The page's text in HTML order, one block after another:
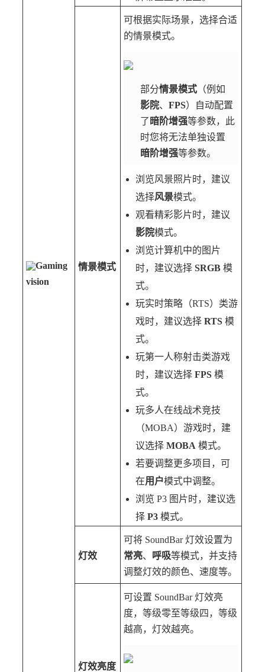
Gaming
vision
情景模式
可根据实际场景，选择合适
的情景模式。
部分情景模式 （例如
影院、FPS）自动配置
了 暗阶增强等参数，此
时您将无法单独设置
暗阶增强等参数。
浏览风景照片时，建议
选择风景模式。
观看精彩影片时，建议
影院模式。
浏览计算机中的图片
时，建议选择SRGB 模
式。
玩实时策略（RTS）类游
戏时，建议选择RTS 模
式。
玩第一人称射击类游戏
时，建议选择FPS 模
式。
玩多人在线战术竞技
（MOBA）游戏时，建
议选择MOBA 模式。
若要调整更多项目，可
在用户模式中调整。
浏览 P3 图片时，建议选
择P3 模式。
灯效
可将 SoundBar 灯效设置为
常亮、 呼吸等模式，并支持
调整灯效的颜色、速度等。
灯效亮度
可设置 SoundBar 灯效亮
度，等级零至等级四，等级
越高，灯效越亮。